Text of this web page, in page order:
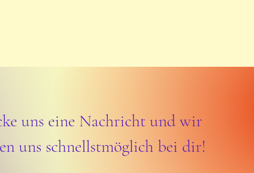
uns eine Nachricht und wir
uns schnellstmöglich bei dir!